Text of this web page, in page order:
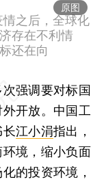
原图
情之后，全球化
存在不利情
还在向
强调要对标国
开放。中国工
长江小涓指出，
境，缩小负面
的投资环境，